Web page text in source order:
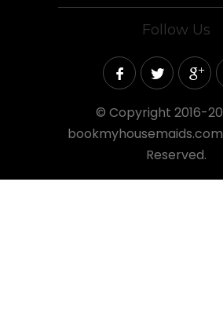
Follow Us
© Copyright 2016-
Reserved.